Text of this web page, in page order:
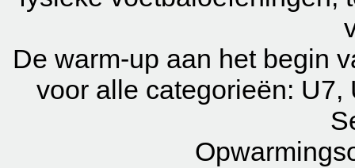
De warm-up aan het begin
voor alle categorieën: U7,